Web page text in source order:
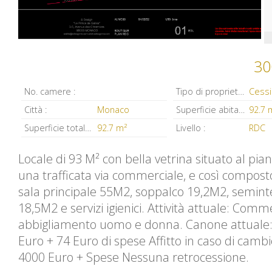
No. camere :
Tipo di proprietà :
Città :
Monaco Superficie abitabile : 92.7
Superficie totale :
92.7 m² Livello : RDC
Locale di 93 M² con bella vetrina situato al
una trafficata via commerciale, e così
sala principale 55M2, soppalco 19,2M2,
18,5M2 e servizi igienici. Attività attuale:
abbigliamento uomo e donna. Canone
Euro + 74 Euro di spese Affitto in caso di
4000 Euro + Spese Nessuna retrocessione.